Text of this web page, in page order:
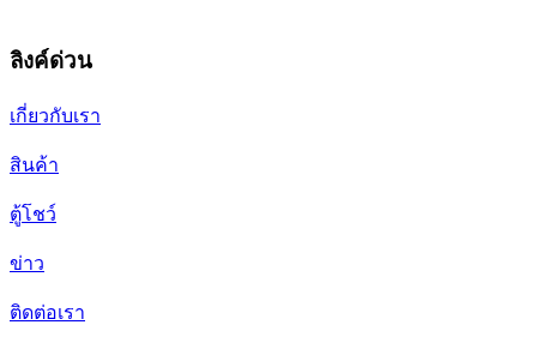
ลิงค์ด่วน
เกี่ยวกับเรา
สินค้า
ตู้โชว์
ข่าว
ติดต่อเรา